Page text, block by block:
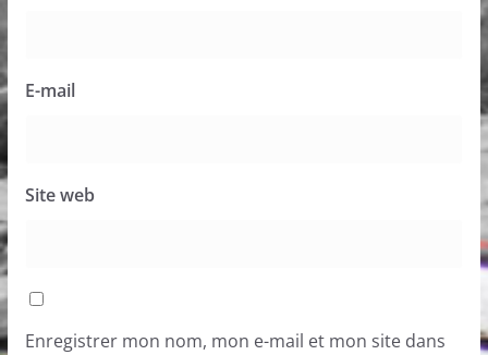
E-mail
Site web
Enregistrer mon nom, mon e-mail et mon site dans